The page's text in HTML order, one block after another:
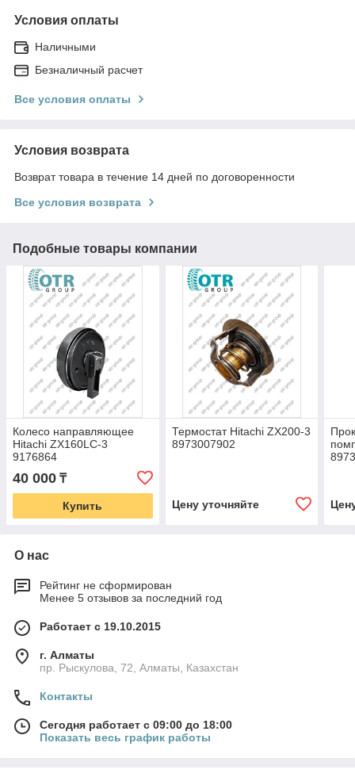
Условия оплаты
Наличными
Безналичный расчет
Все условия оплаты
Условия возврата
Возврат товара в течение 14 дней по договоренности
Все условия возврата
Подобные товары компании
Колесо направляющее
Hitachi ZX160LC-3
9176864
40 000 ₸
Купить
Термостат Hitachi ZX200-3
8973007902
Цену уточняйте
О нас
Рейтинг не сформирован
Менее 5 отзывов за последний год
Работает с 19.10.2015
г. Алматы
пр. Рыскулова, 72, Алматы, Казахстан
Контакты
Сегодня работает с 09:00 до 18:00
Показать весь график работы